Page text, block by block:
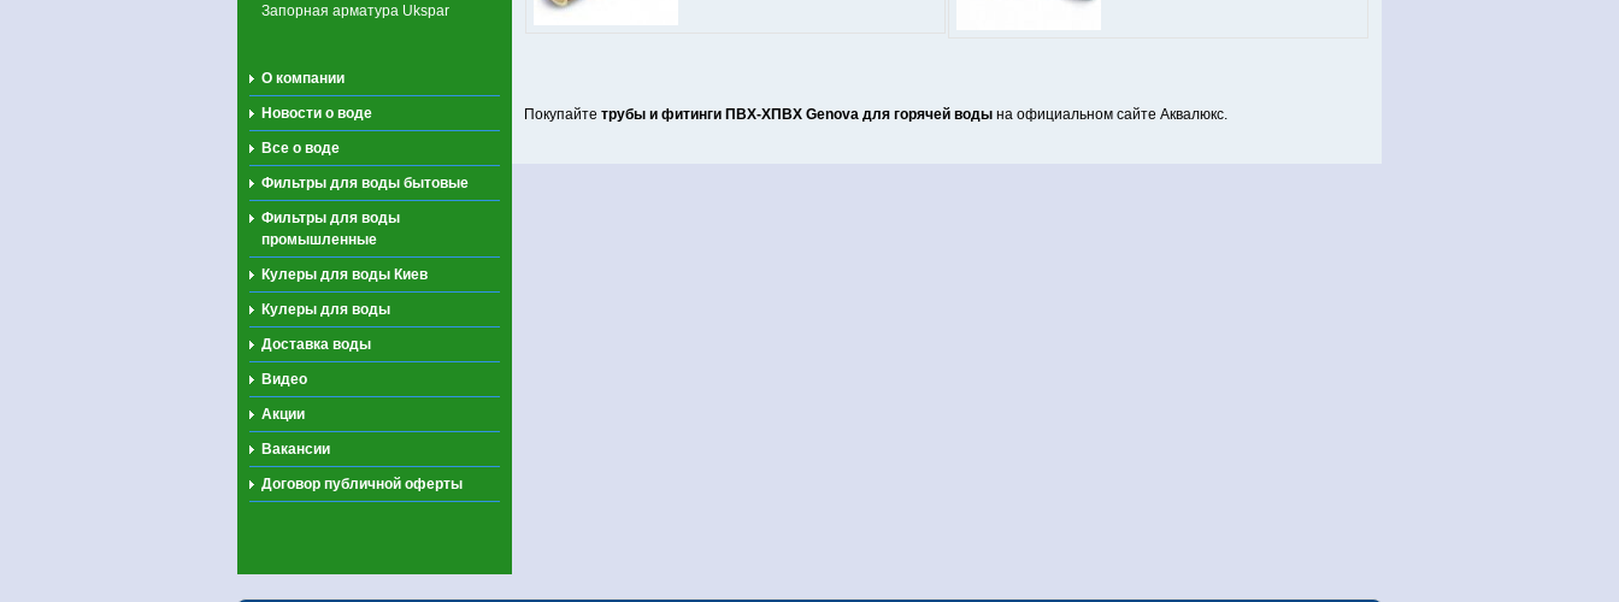
Запорная арматура Ukspar
О компании
Новости о воде
Все о воде
Фильтры для воды бытовые
Фильтры для воды
промышленные
Кулеры для воды Киев
Кулеры для воды
Доставка воды
Видео
Акции
Вакансии
Договор публичной оферты
Покупайте трубы и фитинги ПВХ-ХПВХ Genova для горячей воды на официальном сайте Аквалюкс.